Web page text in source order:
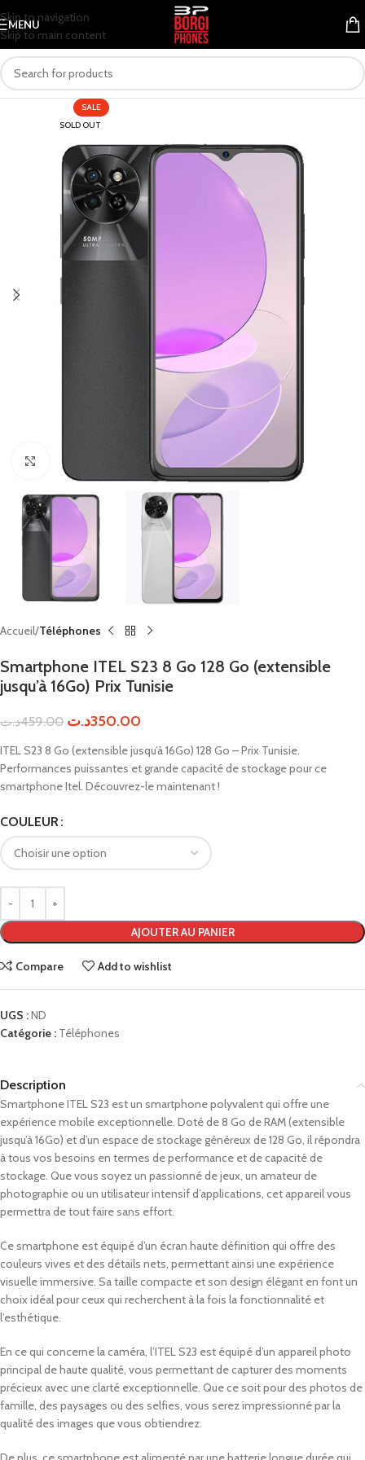
Skip to navigation
Skip to main content
MENU
SALE
SOLD OUT
Accueil Téléphones
Smartphone ITEL S23 8 Go 128 Go (extensible
jusqu’à 16Go) Prix Tunisie
459.00د.ت 350.00د.ت
ITEL S23 8 Go (extensible jusqu’à 16Go) 128 Go – Prix Tunisie.
Performances puissantes et grande capacité de stockage pour ce
smartphone Itel. Découvrez-le maintenant !
COULEUR
AJOUTER AU PANIER
Compare Add to wishlist
UGS :ND
Catégorie : Téléphones
Description
Smartphone ITEL S23 est un smartphone polyvalent qui offre une
expérience mobile exceptionnelle. Doté de 8 Go de RAM (extensible
jusqu’à 16Go) et d’un espace de stockage généreux de 128 Go, il répondra
à tous vos besoins en termes de performance et de capacité de
stockage. Que vous soyez un passionné de jeux, un amateur de
photographie ou un utilisateur intensif d’applications, cet appareil vous
permettra de tout faire sans effort.
Ce smartphone est équipé d’un écran haute définition qui offre des
couleurs vives et des détails nets, permettant ainsi une expérience
visuelle immersive. Sa taille compacte et son design élégant en font un
choix idéal pour ceux qui recherchent à la fois la fonctionnalité et
l’esthétique.
En ce qui concerne la caméra, l’ITEL S23 est équipé d’un appareil photo
principal de haute qualité, vous permettant de capturer des moments
précieux avec une clarté exceptionnelle. Que ce soit pour des photos de
famille, des paysages ou des selfies, vous serez impressionné par la
qualité des images que vous obtiendrez.